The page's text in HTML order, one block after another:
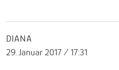
DIANA
29. Januar 2017 / 17:31